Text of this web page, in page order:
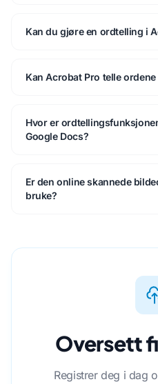
Kan du gjøre en ordtelling i
Kan Acrobat Pro telle
Hvor er
Google Docs?
Er den online skannede
bruke?
Oversett
Registrer deg i dag